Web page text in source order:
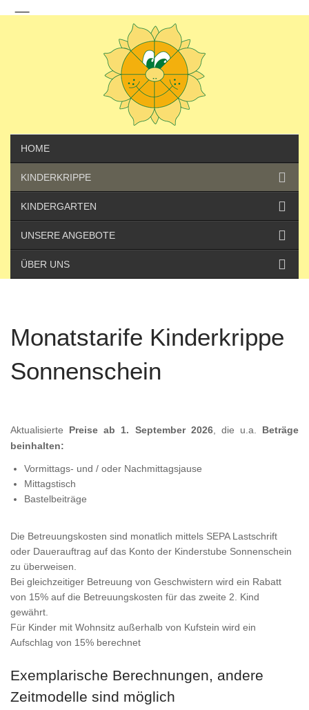
HOME
KINDERKRIPPE
KINDERGARTEN
UNSERE ANGEBOTE
ÜBER UNS
Monatstarife Kinderkrippe
Sonnenschein
Aktualisierte Preise ab 1. September 2026, die u.a. Beträge
beinhalten:
Vormittags- und / oder Nachmittagsjause
Mittagstisch
Bastelbeiträge
Die Betreuungskosten sind monatlich mittels SEPA Lastschrift
oder Dauerauftrag auf das Konto der Kinderstube Sonnenschein
zu überweisen.
Bei gleichzeitiger Betreuung von Geschwistern wird ein Rabatt
von 15% auf die Betreuungskosten für das zweite 2. Kind
gewährt.
Für Kinder mit Wohnsitz außerhalb von Kufstein wird ein
Aufschlag von 15% berechnet
Exemplarische Berechnungen, andere
Zeitmodelle sind möglich